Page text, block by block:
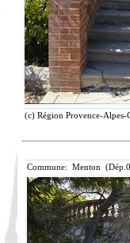
(c) Région Provence-
Commune: Menton